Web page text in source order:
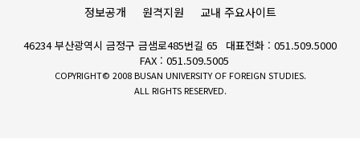
정보공개
원격지원 교내 주요사이트
46234 부산광역시 금정구 금샘로485번길 65
대표전화 : 051.509.5000
FAX : 051.509.5005
COPYRIGHT© 2008 BUSAN UNIVERSITY OF FOREIGN STUDIES.
ALL RIGHTS RESERVED.